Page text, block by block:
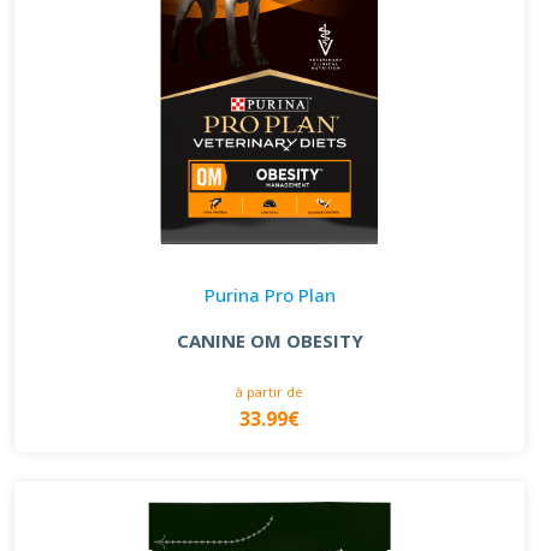
Purina Pro Plan
CANINE OM OBESITY
à partir de
33.99€